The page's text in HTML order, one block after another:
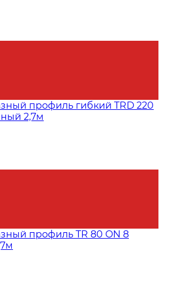
профиль гибкий TRD 220
2,7м
профиль TR 80 ON 8